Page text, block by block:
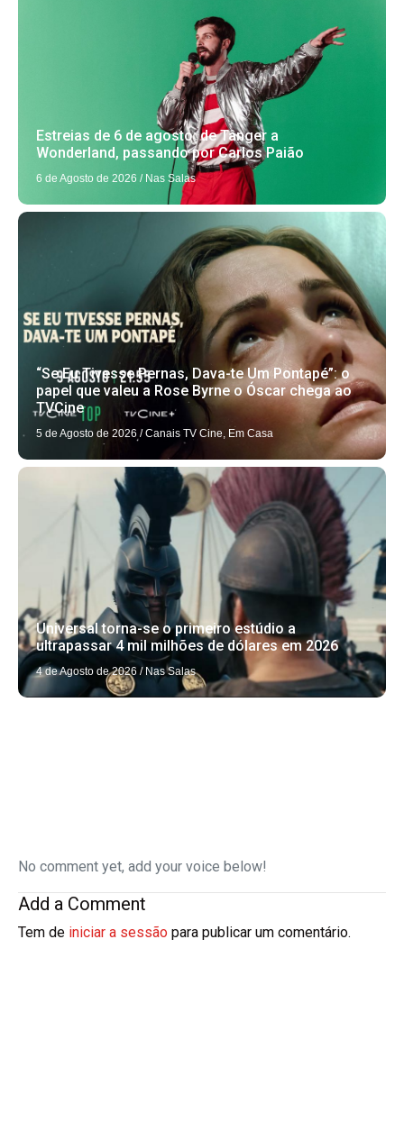
Estreias de 6 de agosto: de Tânger a
Wonderland, passando por Carlos Paião
6 de Agosto de 2026 / Nas Salas
“Se Eu Tivesse Pernas, Dava-te Um Pontapé”: o
papel que valeu a Rose Byrne o Óscar chega ao
TVCine
5 de Agosto de 2026 / Canais TV Cine, Em Casa
Universal torna-se o primeiro estúdio a
ultrapassar 4 mil milhões de dólares em 2026
4 de Agosto de 2026 / Nas Salas
No comment yet, add your voice below!
Add a Comment
Tem de iniciar a sessão para publicar um comentário.